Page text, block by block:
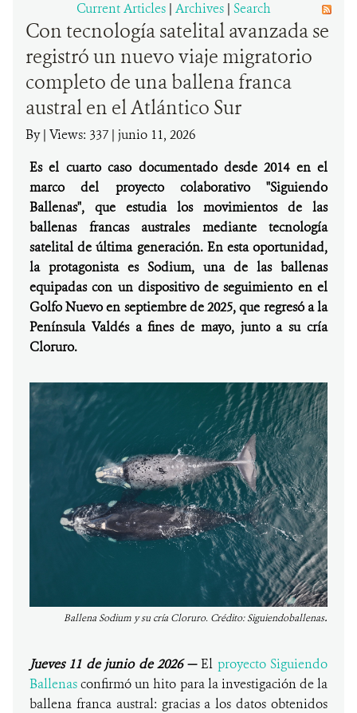
Current Articles | Archives | Search
Con tecnología satelital avanzada se
registró un nuevo viaje migratorio
completo de una ballena franca
austral en el Atlántico Sur
By| Views: 337 | junio 11, 2026
Es el cuarto caso documentado desde 2014 en el
marco del proyecto colaborativo "Siguiendo
Ballenas", que estudia los movimientos de las
ballenas francas australes mediante tecnología
satelital de última generación. En esta oportunidad,
la protagonista es Sodium, una de las ballenas
equipadas con un dispositivo de seguimiento en el
Golfo Nuevo en septiembre de 2025, que regresó a la
Península Valdés a fines de mayo, junto a su cría
Cloruro.
Ballena Sodium y su cría Cloruro. Crédito: Siguiendoballenas.
Jueves 11 de junio de 2026—El proyecto Siguiendo
Ballenasconfirmó un hito para la investigación de la
ballena franca austral: gracias a los datos obtenidos